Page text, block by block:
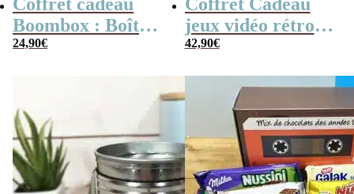
Coffret cadeau
Boombox : Boîte
bonbons des
24,90€
Coffret Cadeau
jeux vidéo rétro
(avec sa console de
42,90€